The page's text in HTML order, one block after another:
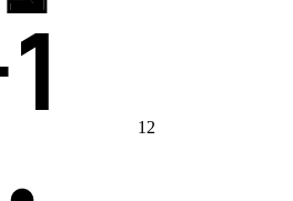
12